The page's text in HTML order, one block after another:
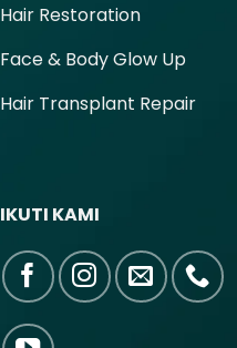
Hair Restoration
Face & Body Glow Up
Hair Transplant Repair
IKUTI KAMI